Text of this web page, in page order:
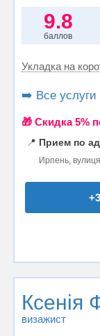
9.8
баллов
Укладка на
➡️ Все услуги
🎁 Cкидка 5%
📍 Прием по
Ирпень,
Ксенія
визажист